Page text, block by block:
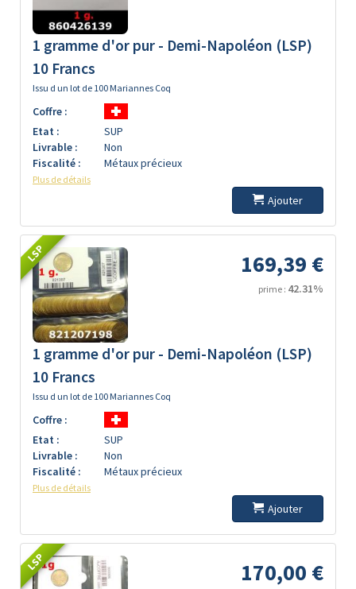
1 gramme d'or pur - Demi-Napoléon (LSP)
10 Francs
Issu d un lot de 100 Mariannes Coq
Coffre :
Etat :
SUP
Livrable :
Non
Fiscalité :
Métaux précieux
Plus de détails
Ajouter
LSP 169,39 €
prime : 42.31%
1 gramme d'or pur - Demi-Napoléon (LSP)
10 Francs
Issu d un lot de 100 Mariannes Coq
Coffre :
Etat :
SUP
Livrable :
Non
Fiscalité :
Métaux précieux
Plus de détails
Ajouter
LSP 170,00 €